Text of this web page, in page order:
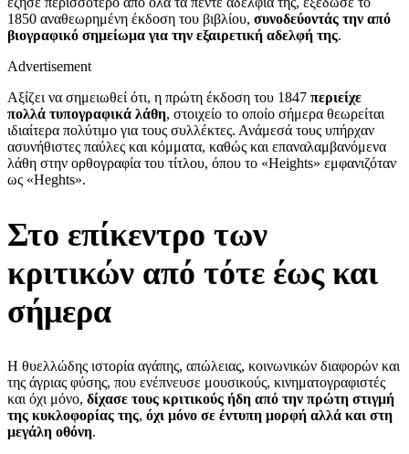
1850 αναθεωρημένη έκδοση του βιβλίου, συνοδεύοντάς την από
βιογραφικό σημείωμα για την εξαιρετική αδελφή της.
Advertisement
Αξίζει να σημειωθεί ότι, η πρώτη έκδοση του 1847 περιείχε
πολλά τυπογραφικά λάθη, στοιχείο το οποίο σήμερα θεωρείται
ιδιαίτερα πολύτιμο για τους συλλέκτες. Ανάμεσά τους υπήρχαν
ασυνήθιστες παύλες και κόμματα, καθώς και επαναλαμβανόμενα
λάθη στην ορθογραφία του τίτλου, όπου το «Heights» εμφανιζόταν
ως «Heghts».
Στο επίκεντρο των
κριτικών από τότε έως και
σήμερα
Η θυελλώδης ιστορία αγάπης, απώλειας, κοινωνικών διαφορών και
της άγριας φύσης, που ενέπνευσε μουσικούς, κινηματογραφιστές
και όχι μόνο, δίχασε τους κριτικούς ήδη από την πρώτη στιγμή
της κυκλοφορίας της, όχι μόνο σε έντυπη μορφή αλλά και στη
μεγάλη οθόνη.